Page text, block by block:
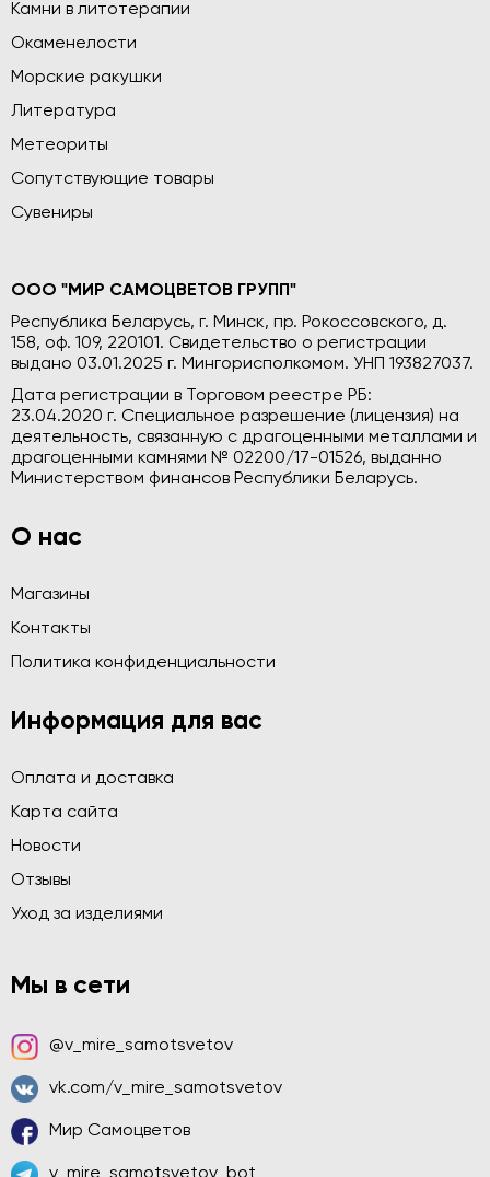
Камни в литотерапии
Окаменелости
Морские ракушки
Литература
Метеориты
Сопутствующие товары
Сувениры
ООО "МИР САМОЦВЕТОВ ГРУПП"
Республика Беларусь, г. Минск, пр. Рокоссовского, д.
158, оф. 109, 220101. Свидетельство о регистрации
выдано 03.01.2025 г. Мингорисполкомом. УНП 193827037.
Дата регистрации в Торговом реестре РБ:
23.04.2020 г. Специальное разрешение (лицензия) на
деятельность, связанную с драгоценными металлами и
драгоценными камнями № 02200/17-01526, выданно
Министерством финансов Республики Беларусь.
О нас
Магазины
Контакты
Политика конфиденциальности
Информация для вас
Оплата и доставка
Карта сайта
Новости
Отзывы
Уход за изделиями
Мы в сети
@v_mire_samotsvetov
vk.com/v_mire_samotsvetov
Мир Самоцветов